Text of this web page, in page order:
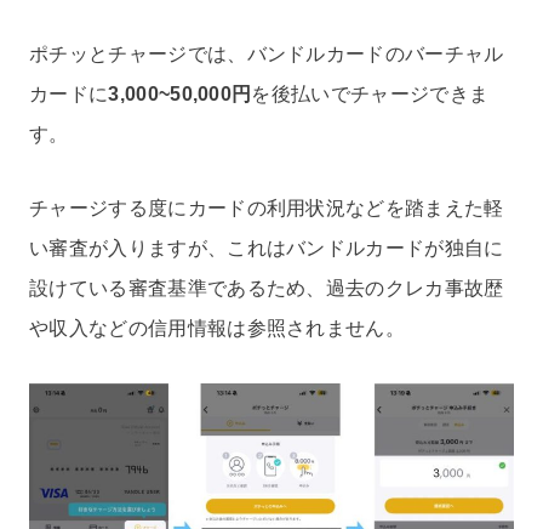
ポチッとチャージでは、バンドルカードのバーチャル
カードに3,000~50,000円 を後払いでチャージできま
す。
チャージする度にカードの利用状況などを踏まえた軽
い審査が入りますが、これはバンドルカードが独自に
設けている審査基準であるため、過去のクレカ事故歴
や収入などの信用情報は参照されません。